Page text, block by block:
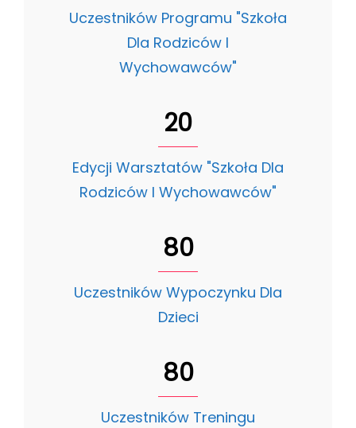
Uczestników Programu "Szkoła
Dla Rodziców I
Wychowawców"
20
Edycji Warsztatów "Szkoła Dla
Rodziców I Wychowawców"
80
Uczestników Wypoczynku Dla
Dzieci
80
Uczestników Treningu